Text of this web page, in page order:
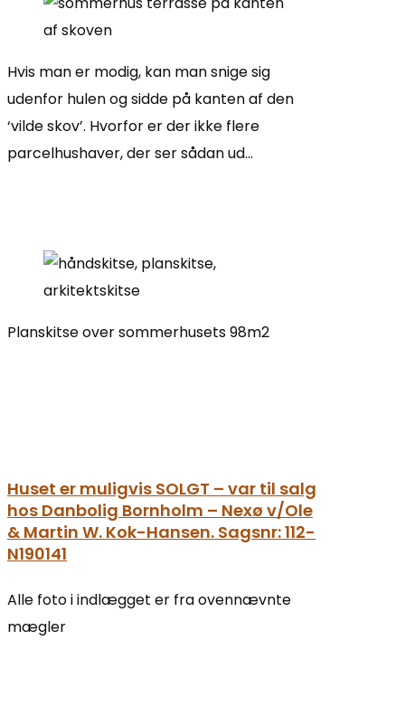
Hvis man er modig, kan man snige sig
udenfor hulen og sidde på kanten af den
‘vilde skov’. Hvorfor er der ikke flere
parcelhushaver, der ser sådan ud…
Planskitse over sommerhusets 98m2
Huset er muligvis SOLGT – var til salg
hos Danbolig Bornholm – Nexø v/Ole
& Martin W. Kok-Hansen. Sagsnr: 112-
N190141
Alle foto i indlægget er fra ovennævnte
mægler